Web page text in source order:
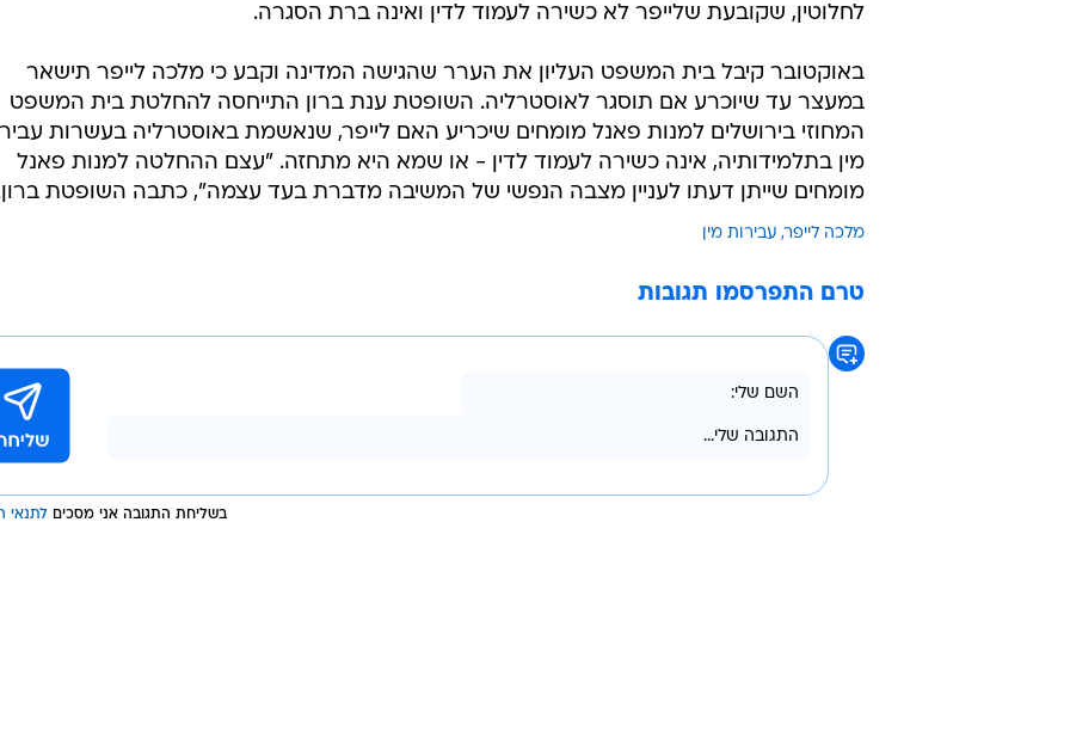
לחלוטין, שקובעת שלייפר לא כשירה לעמוד לדין ואינה ברת הסגרה.
באוקטובר קיבל בית המשפט העליון את הערר שהגישה המדינה וקבע כי מלכה לייפר תישאר
במעצר עד שיוכרע אם תוסגר לאוסטרליה. השופטת ענת ברון התייחסה להחלטת בית המשפט
המחוזי בירושלים למנות פאנל מומחים שיכריע האם לייפר, שנאשמת באוסטרליה בעשרות
מין בתלמידותיה, אינה כשירה לעמוד לדין - או שמא היא מתחזה. "עצם ההחלטה למנות פאנל
מומחים שייתן דעתו לעניין מצבה הנפשי של המשיבה מדברת בעד עצמה", כתבה השופטת
מלכה לייפר עבירות מין
טרם התפרסמו תגובות
בשליחת התגובה אני מסכים לתנאי